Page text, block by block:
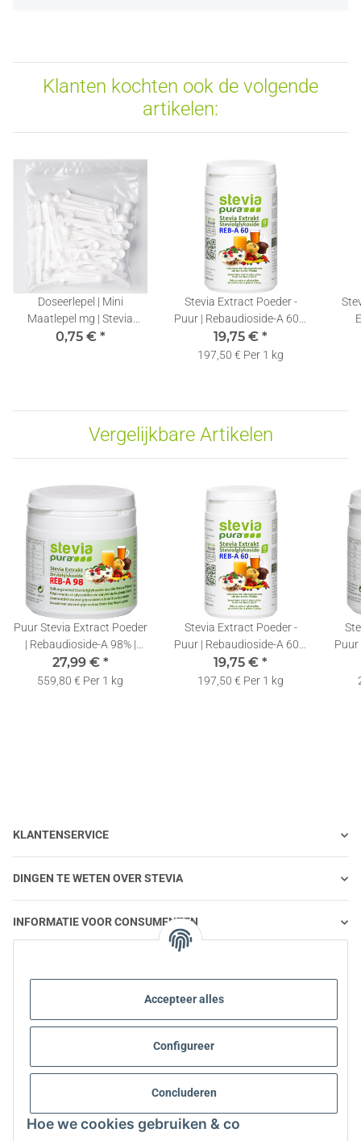
Accepteer alles
Configureer
Concluderen
Hoe we cookies gebruiken & co
Klanten kochten ook de volgende
artikelen:
Doseerlepel | Mini
Maatlepel mg | Stevia
Meetlepels 0,10ml | 1 Stuk
0,75 € *
Stevia Extract Poeder -
Puur | Rebaudioside-A 60%
| Gratis Doseerlepel | 100g
19,75 € *
197,50 € Per 1 kg
Vergelijkbare Artikelen
Puur Stevia Extract Poeder
| Rebaudioside-A 98% |
Gratis Doseerlepel | 50g
27,99 € *
559,80 € Per 1 kg
Stevia Extract Poeder -
Puur | Rebaudioside-A 60%
| Gratis Doseerlepel | 100g
19,75 € *
197,50 € Per 1 kg
Puur
KLANTENSERVICE
DINGEN TE WETEN OVER STEVIA
INFORMATIE VOOR CONSUMENTEN
STEVIA | VRAGEN EN ANTWOORDEN
INFORMATIE OVER STEVIA PRODUCTEN